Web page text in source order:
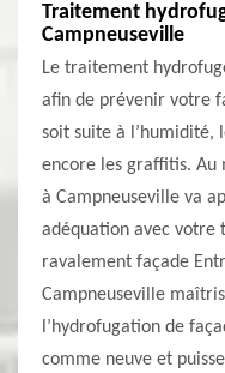
Traitement
Campneuseville
Le traitement
afin de prévenir votre
soit suite à l’humidité,
encore les graffitis. Au
à Campneuseville va
adéquation avec votre
ravalement façade
Campneuseville
l’hydrofugation de
comme neuve et